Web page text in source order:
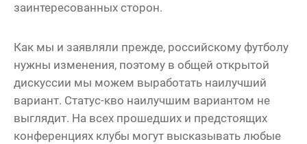
заинтересованных сторон.
Как мы и заявляли прежде, российскому футболу
нужны изменения, поэтому в общей открытой
дискуссии мы можем выработать наилучший
вариант. Статус-кво наилучшим вариантом не
выглядит. На всех прошедших и предстоящих
конференциях клубы могут высказывать любые